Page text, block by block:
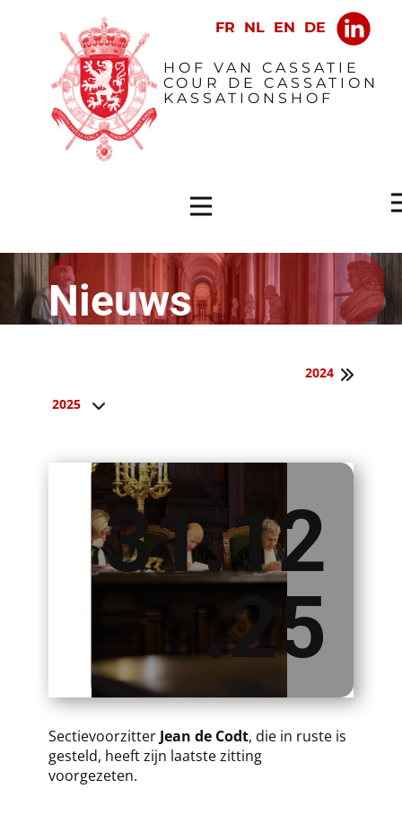
​HOF VAN CASSATIE
COUR DE CASSATION
KASSATIONSHOF
Nieuws
2024
2025
31.12
.25
​​Sectievoorzitter Jean de Codt, die in ruste is
gesteld, heeft zijn laatste zitting
voorgezeten.